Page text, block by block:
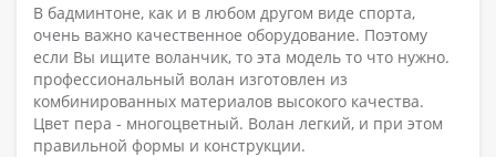
В бадминтоне, как и в любом другом виде спорта,
очень важно качественное оборудование. Поэтому
если Вы ищите воланчик, то эта модель то что нужно.
профессиональный волан изготовлен из
комбинированных материалов высокого качества.
Цвет пера - многоцветный. Волан легкий, и при этом
правильной формы и конструкции.